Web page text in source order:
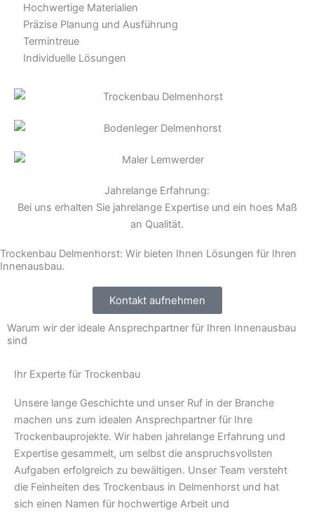
Jahrelange Erfahrung:
Bei uns erhalten Sie jahrelange Expertise und ein hoes Maß
an Qualität.
Hochwertige Materialien
Präzise Planung und Ausführung
Termintreue
Individuelle Lösungen
Trockenbau Delmenhorst: Wir bieten Ihnen Lösungen für Ihren
Innenausbau.
Kontakt aufnehmen
Warum wir der ideale Ansprechpartner für Ihren Innenausbau
sind
Ihr Experte für Trockenbau
Unsere lange Geschichte und unser Ruf in der Branche
machen uns zum idealen Ansprechpartner für Ihre
Trockenbauprojekte. Wir haben jahrelange Erfahrung und
Expertise gesammelt, um selbst die anspruchsvollsten
Aufgaben erfolgreich zu bewältigen. Unser Team versteht
die Feinheiten des Trockenbaus in Delmenhorst und hat
sich einen Namen für hochwertige Arbeit und